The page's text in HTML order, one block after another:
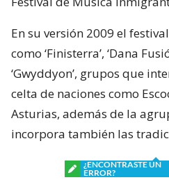
En su versión 2009 el
como ‘Finisterra’, ‘Dana
‘Gwyddyon’, grupos que
celta de naciones como
Asturias, además de la
incorpora también las
¿ENCONTRASTE UN
ERROR?